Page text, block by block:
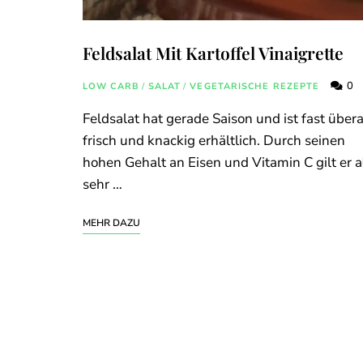
Feldsalat Mit Kartoffel Vinaigrette
LOW CARB / SALAT / VEGETARISCHE REZEPTE 0
Feldsalat hat gerade Saison und ist fast
frisch und knackig erhältlich. Durch seinen
hohen Gehalt an Eisen und Vitamin C gilt er
sehr …
MEHR DAZU